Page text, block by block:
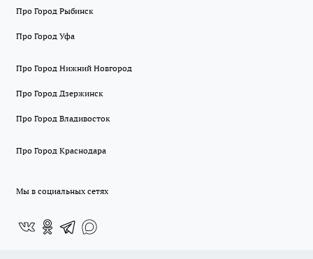
Про Город Рыбинск
Про Город Уфа
Про Город Нижний Новгород
Про Город Дзержинск
Про Город Владивосток
Про Город Краснодара
Мы в социальных сетях